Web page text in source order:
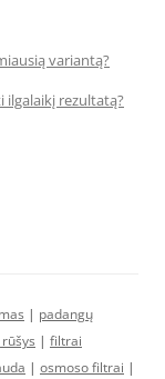
variantą?
ilgalaikį rezultatą?
| padangų
| filtrai
| osmoso filtrai |